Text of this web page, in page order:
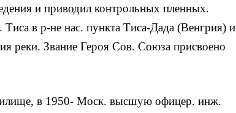
и приводил конт­рольных пленных.
в р-не нас. пункта Тиса-Дада (Венгрия) и
реки. Звание Героя Сов. Союза при­своено
в 1950- Моск. высшую офицер. инж.